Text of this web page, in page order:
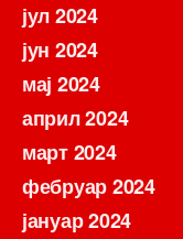
јул 2024
јун 2024
мај 2024
април 2024
март 2024
фебруар 2024
јануар 2024